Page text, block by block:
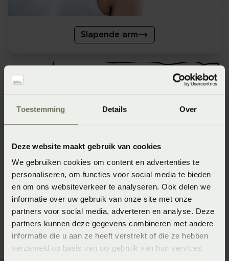
Toestemming Details Over
Deze website maakt gebruik van cookies
We gebruiken cookies om content en advertenties te
personaliseren, om functies voor social media te bieden
en om ons websiteverkeer te analyseren. Ook delen we
informatie over uw gebruik van onze site met onze
partners voor social media, adverteren en analyse. Deze
partners kunnen deze gegevens combineren met andere
informatie die u aan ze heeft verstrekt of die ze hebben
verzameld op basis van uw gebruik van hun services.
Slapende arm
Nachtzweten